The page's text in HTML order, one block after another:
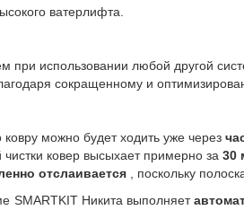
ватерлифта.
при использовании любой другой
сокращенному и
ковру можно будет ходить уже через
ковер высыхает примерно за 30
отслаивается, поскольку
SMARTKIT Никита выполняет